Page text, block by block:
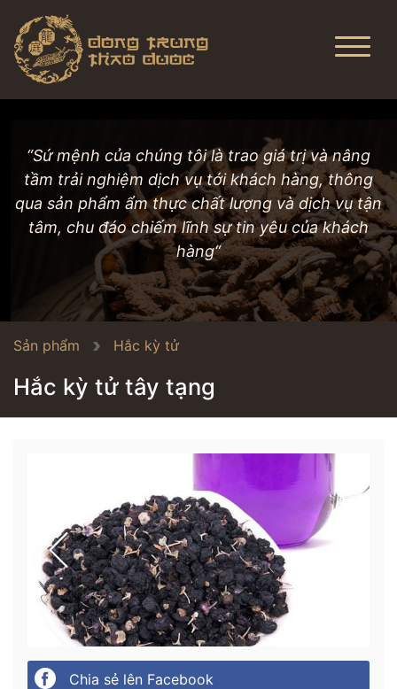
“Sứ mệnh của chúng tôi là trao giá trị và nâng
tầm trải nghiệm dịch vụ tới khách hàng, thông
qua sản phẩm ẩm thực chất lượng và dịch vụ tận
tâm, chu đáo chiếm lĩnh sự tin yêu của khách
hàng“
Sản phẩm Hắc kỳ tử
Hắc kỳ tử tây tạng
Chia sẻ lên Facebook